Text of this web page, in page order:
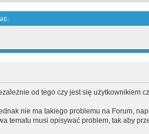
od tego czy jest się użytkownikiem
nie ma takiego problemu na Forum,
musi opisywać problem, tak aby